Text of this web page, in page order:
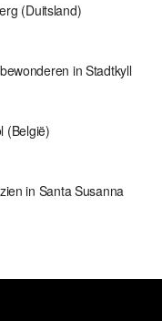
(Duitsland)
in Stadtkyll
(België)
in Santa Susanna